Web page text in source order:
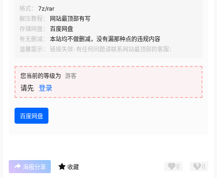
格式：
7z/rar
解压教程：
网站最顶部有写
存储网盘：
百度网盘
有无删减：
本站均不做删减，没有漏那种点的违规内容
温馨提示： 链接失效-有任何问题请联系网站最顶部的客服：
您当前的等级为 游客
请先 登录
百度网盘
海报分享 收藏 0 0